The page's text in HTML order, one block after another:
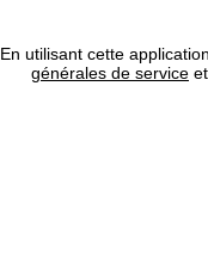
En utilisant cette
générales de service